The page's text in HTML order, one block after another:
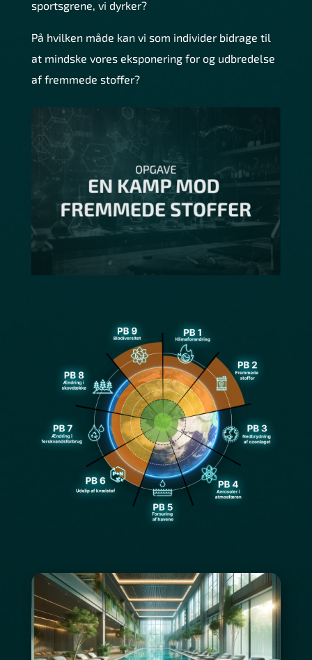
sportsgrene, vi dyrker?
På hvilken måde kan vi som individer bidrage til
at mindske vores eksponering for og udbredelse
af fremmede stoffer?